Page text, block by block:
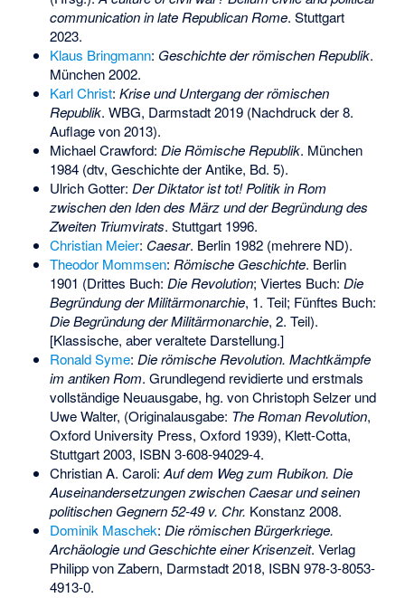
communication in late Republican Rome. Stuttgart
2023.
Klaus Bringmann: Geschichte der römischen Republik.
München 2002.
Karl Christ: Krise und Untergang der römischen
Republik. WBG, Darmstadt 2019 (Nachdruck der 8.
Auflage von 2013).
Michael Crawford: Die Römische Republik. München
1984 (dtv, Geschichte der Antike, Bd. 5).
Ulrich Gotter: Der Diktator ist tot! Politik in Rom
zwischen den Iden des März und der Begründung des
Zweiten Triumvirats. Stuttgart 1996.
Christian Meier: Caesar. Berlin 1982 (mehrere ND).
Theodor Mommsen: Römische Geschichte. Berlin
1901 (Drittes Buch: Die Revolution; Viertes Buch: Die
Begründung der Militärmonarchie, 1. Teil; Fünftes Buch:
Die Begründung der Militärmonarchie, 2. Teil).
[Klassische, aber veraltete Darstellung.]
Ronald Syme: Die römische Revolution. Machtkämpfe
im antiken Rom. Grundlegend revidierte und erstmals
vollständige Neuausgabe, hg. von Christoph Selzer und
Uwe Walter, (Originalausgabe: The Roman Revolution,
Oxford University Press, Oxford 1939), Klett-Cotta,
Stuttgart 2003, ISBN 3-608-94029-4.
Christian A. Caroli:Auf dem Weg zum Rubikon. Die
Auseinandersetzungen zwischen Caesar und seinen
politischen Gegnern 52-49 v. Chr. Konstanz 2008.
Dominik Maschek: Die römischen Bürgerkriege.
Archäologie und Geschichte einer Krisenzeit. Verlag
Philipp von Zabern, Darmstadt 2018, ISBN 978-3-8053-
4913-0.